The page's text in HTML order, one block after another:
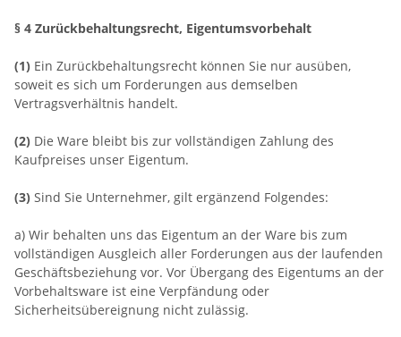
§ 4 Zurückbehaltungsrecht, Eigentumsvorbehalt
(1) Ein Zurückbehaltungsrecht können Sie nur ausüben,
soweit es sich um Forderungen aus demselben
Vertragsverhältnis handelt.
(2) Die Ware bleibt bis zur vollständigen Zahlung des
Kaufpreises unser Eigentum.
(3) Sind Sie Unternehmer, gilt ergänzend Folgendes:
a) Wir behalten uns das Eigentum an der Ware bis zum
vollständigen Ausgleich aller Forderungen aus der laufenden
Geschäftsbeziehung vor. Vor Übergang des Eigentums an der
Vorbehaltsware ist eine Verpfändung oder
Sicherheitsübereignung nicht zulässig.